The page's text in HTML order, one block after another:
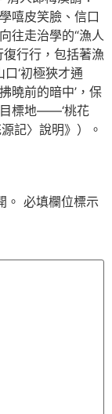
嘻皮笑臉、信口
往走治學的“漁人
復行行，包括著漁
口‘初極狹才通
曉前的暗中’，保
目標地——‘桃花
記〉說明》）。
。 必填欄位標示